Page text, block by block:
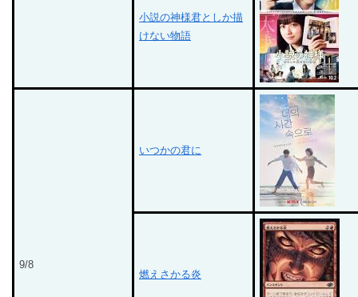
小説の神様君としか描
けない物語
9/8
いつかの君に
燃えさかる炎